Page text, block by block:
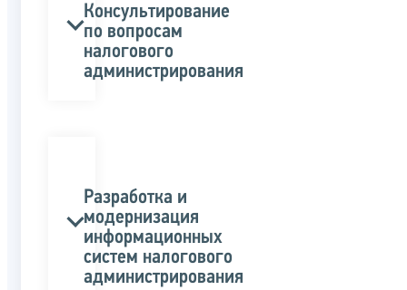
Консультирование
по вопросам
налогового
администрирования
Разработка и
модернизация
информационных
систем налогового
администрирования